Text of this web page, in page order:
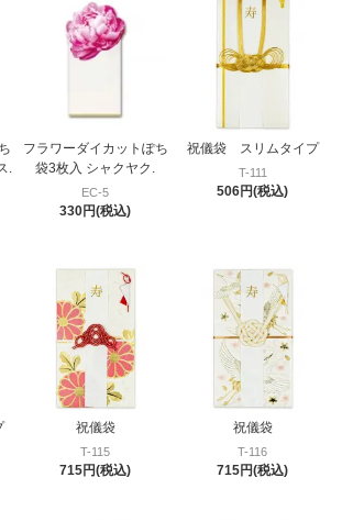
.
フラワーダイカットぽち
袋3枚入 シャクヤク.
EC-5
330円(税込)
祝儀袋 スリムタイプ
T-111
506円(税込)
祝儀袋
T-115
715円(税込)
祝儀袋
T-116
715円(税込)